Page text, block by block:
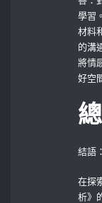
學習
材料
的溝
將情
好空
結語：
在探
析》